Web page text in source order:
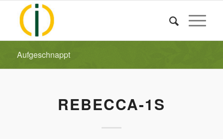
Aufgeschnappt
REBECCA-1S